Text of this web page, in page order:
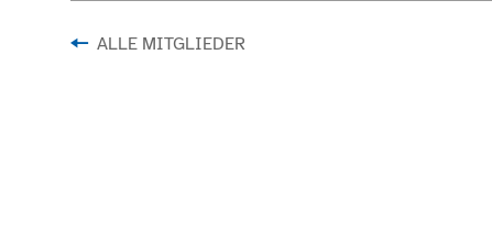
ALLE MITGLIEDER